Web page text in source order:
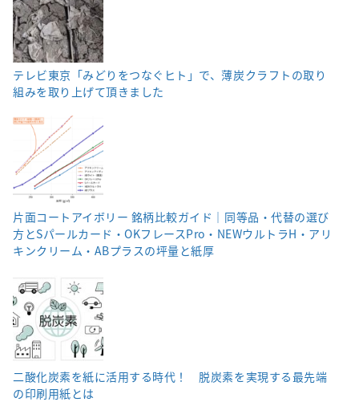
テレビ東京「みどりをつなぐヒト」で、薄炭クラフトの取り
組みを取り上げて頂きました
片面コートアイボリー 銘柄比較ガイド｜同等品・代替の選び
方とSパールカード・OKフレースPro・NEWウルトラH・アリ
キンクリーム・ABプラスの坪量と紙厚
二酸化炭素を紙に活用する時代！ 脱炭素を実現する最先端
の印刷用紙とは